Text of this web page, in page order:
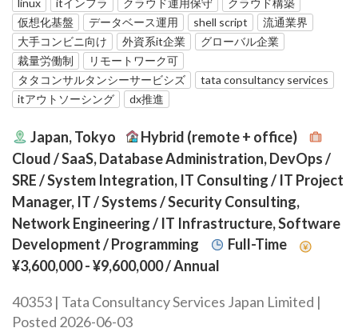
linux
itインフラ クラウド運用保守
クラウド構築
仮想化基盤
データベース運用 shell script
流通業界
大手コンビニ向け
外資系it企業
グローバル企業
裁量労働制
リモートワーク可
タタコンサルタンシーサービシズ
tata consultancy services
itアウトソーシング
dx推進
Japan, Tokyo
Hybrid (remote + office)
Cloud / SaaS, Database Administration, DevOps /
SRE / System Integration, IT Consulting / IT Project
Manager, IT / Systems / Security Consulting,
Network Engineering / IT Infrastructure, Software
Development / Programming
Full-Time
¥3,600,000 - ¥9,600,000/ Annual
40353 | Tata Consultancy Services Japan Limited |
Posted 2026-06-03